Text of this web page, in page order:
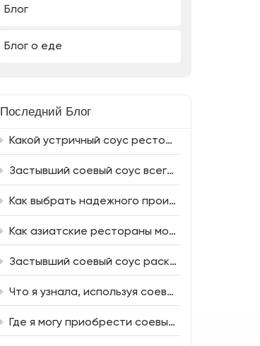
Блог
Блог о еде
Последний Блог
Какой устричный соус ресторанного качества является лучшим и какой соевый соус к нему хорошо сочетается?
Застывший соевый соус всегда обладает насыщенным вкусом.
Как выбрать надежного производителя соевого соуса
Как азиатские рестораны могут снизить затраты на продукты, не жертвуя вкусом.
Застывший соевый соус раскрывает уникальные вкусовые волшебства.
Что я узнала, используя соевый соус с пониженным содержанием соли (150 мл) в повседневной готовке
Где я могу приобрести соевый соус оптом для нового ресторана?